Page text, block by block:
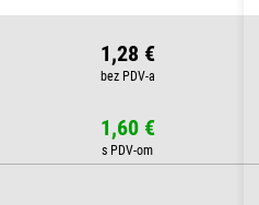
SREDSTVA" CONNECT
1,28 €
1,60 €